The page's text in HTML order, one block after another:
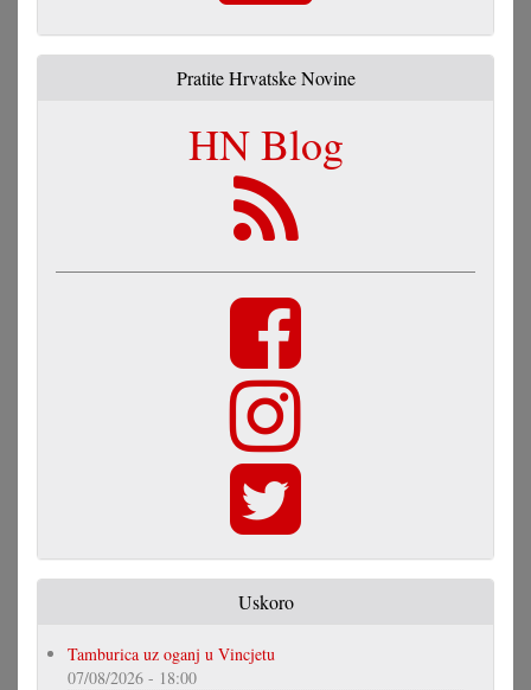
Pratite Hrvatske Novine
HN Blog
Uskoro
Tamburica uz oganj u Vincjetu
07/08/2026 - 18:00